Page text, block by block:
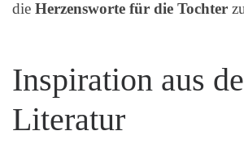
die Herzensworte für die Tochter
Inspiration aus
Literatur